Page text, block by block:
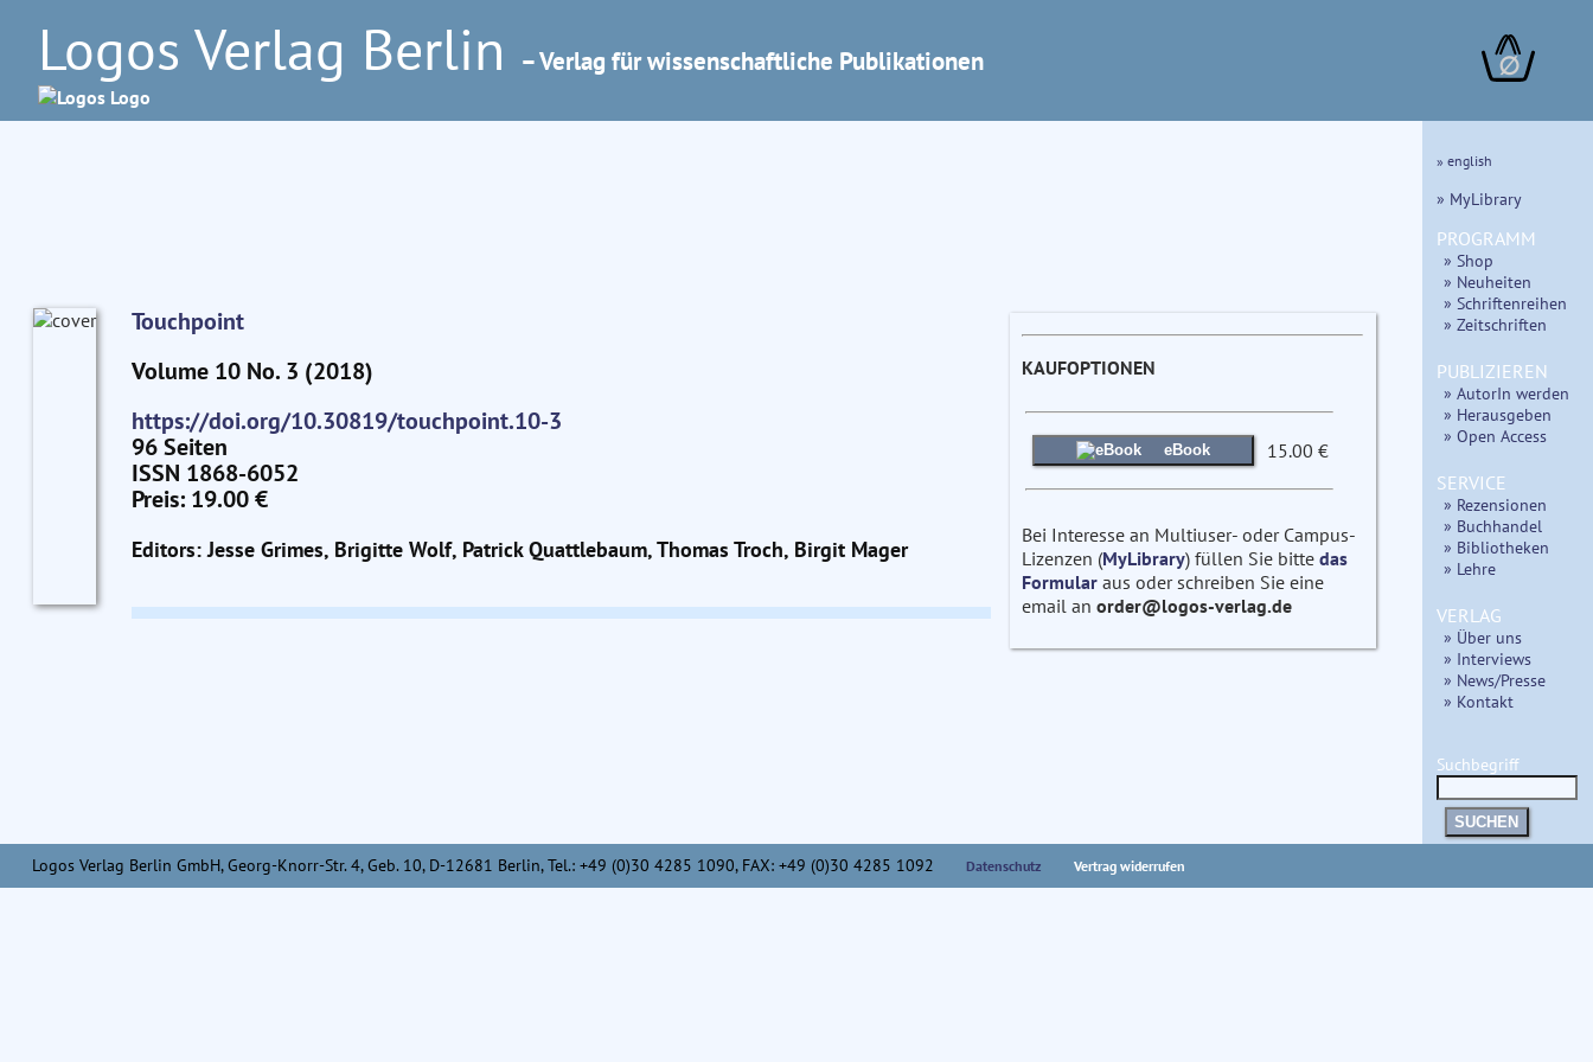
Logos Verlag Berlin – Verlag für wissenschaftliche Publikationen ∅
Touchpoint
Volume 10 No. 3 (2018)
https://doi.org/10.30819/touchpoint.10-3
96 Seiten
ISSN 1868-6052
Preis: 19.00 €
Editors: Jesse Grimes, Brigitte Wolf, Patrick Quattlebaum, Thomas Troch, Birgit Mager
KAUFOPTIONEN
eBook 15.00 €
Bei Interesse an Multiuser- oder Campus-
Lizenzen (MyLibrary) füllen Sie bitte das
Formularaus oder schreiben Sie eine
email an order@logos-verlag.de
» english
» MyLibrary
PROGRAMM
» Shop
» Neuheiten
» Schriftenreihen
» Zeitschriften
PUBLIZIEREN
» AutorIn werden
» Herausgeben
» Open Access
SERVICE
» Rezensionen
» Buchhandel
» Bibliotheken
» Lehre
VERLAG
» Über uns
» Interviews
» News/Presse
» Kontakt
Suchbegriff
SUCHEN
Logos Verlag Berlin GmbH, Georg-Knorr-Str. 4, Geb. 10, D-12681 Berlin, Tel.: +49 (0)30 4285 1090, FAX: +49 (0)30 4285 1092 Datenschutz Vertrag widerrufen